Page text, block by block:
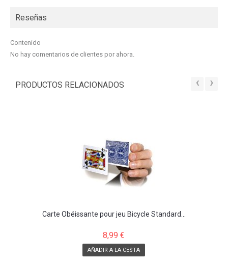
Reseñas
Contenido
No hay comentarios de clientes por ahora.
PRODUCTOS RELACIONADOS ‹ ›
Carte Obéissante pour jeu Bicycle Standard...
8,99 €
AÑADIR A LA CESTA